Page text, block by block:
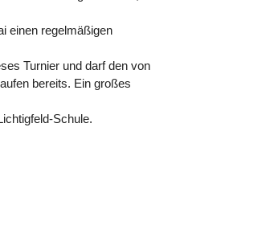
einen regelmäßigen
Turnier und darf den von
bereits. Ein großes
Schule.